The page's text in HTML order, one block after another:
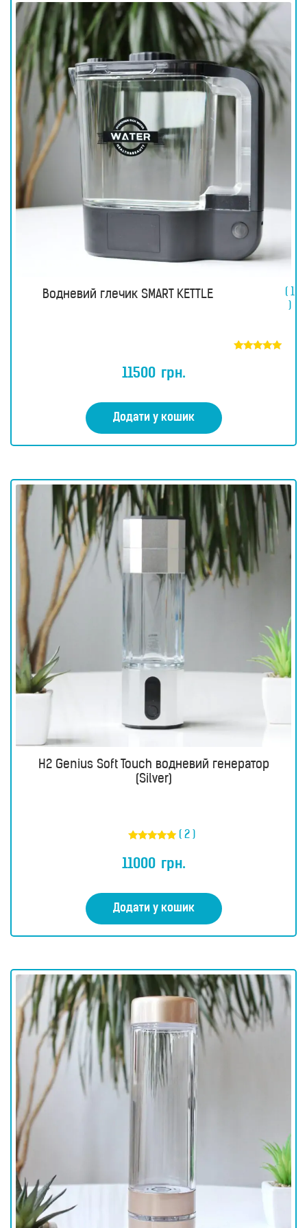
прилади
Товари
для
здоров’я
Прилади
світлової
терапії
Дезінфектори
Аксесуари
ДОСЛІДЖЕННЯ
БЛОГ
FAQ
Водневий глечик SMART KETTLE
( 1
)
11500 грн.
Додати у кошик
H2 Genius Soft Touch водневий генератор
(Silver)
5.00
з 5
( 2 )
11000 грн.
Додати у кошик